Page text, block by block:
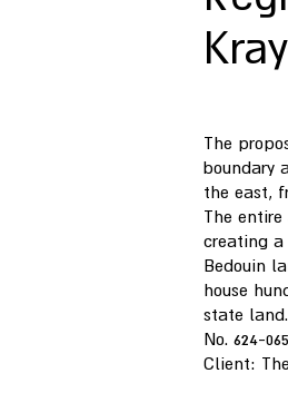
The
boundary
the east,
The
creating
Bedouin
house
state
No. 624-
Client: